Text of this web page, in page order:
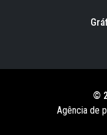
©
Agência de